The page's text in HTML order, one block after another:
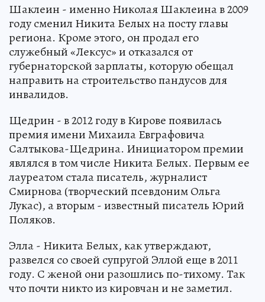
Шаклеин - именно Николая Шаклеина в 2009
году сменил Никита Белых на посту главы
региона. Кроме этого, он продал его
служебный «Лексус» и отказался от
губернаторской зарплаты, которую обещал
направить на строительство пандусов для
инвалидов.
Щедрин - в 2012 году в Кирове появилась
премия имени Михаила Евграфовича
Салтыкова-Щедрина. Инициатором премии
являлся в том числе Никита Белых. Первым ее
лауреатом стала писатель, журналист
Смирнова (творческий псевдоним Ольга
Лукас), а вторым - известный писатель Юрий
Поляков.
Элла - Никита Белых, как утверждают,
развелся со своей супругой Эллой еще в 2011
году. С женой они разошлись по-тихому. Так
что почти никто из кировчан и не заметил.